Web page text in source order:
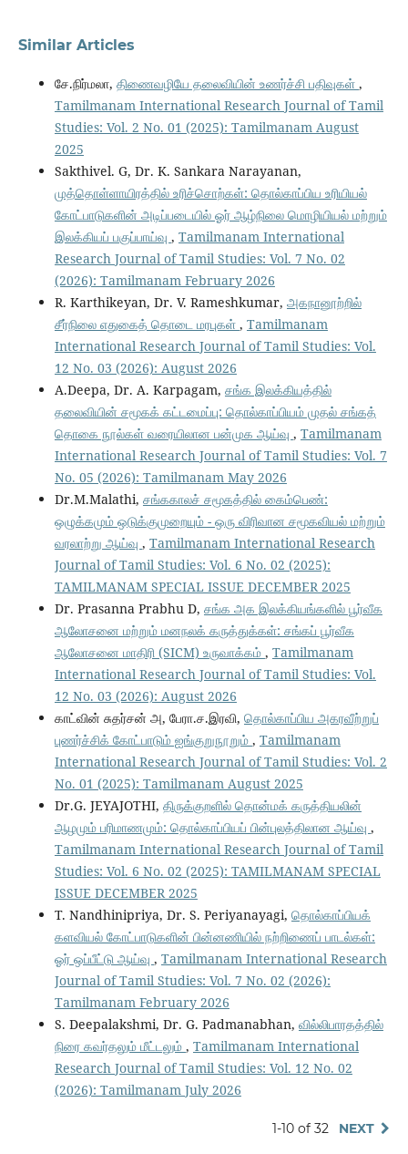
Similar Articles
சே.நிர்மலா, திணைவழியே தலைவியின் உணர்ச்சி பதிவுகள் ,
Tamilmanam International Research Journal of Tamil
Studies: Vol. 2 No. 01 (2025): Tamilmanam August
2025
Sakthivel. G, Dr. K. Sankara Narayanan,
முத்தொள்ளாயிரத்தில் உரிச்சொற்கள்: தொல்காப்பிய உரியியல்
கோட்பாடுகளின் அடிப்படையில் ஓர் ஆழ்நிலை மொழியியல் மற்றும்
இலக்கியப் பகுப்பாய்வு , Tamilmanam International
Research Journal of Tamil Studies: Vol. 7 No. 02
(2026): Tamilmanam February 2026
R. Karthikeyan, Dr. V. Rameshkumar, அகநானூற்றில்
சீர்நிலை எதுகைத் தொடை மரபுகள் , Tamilmanam
International Research Journal of Tamil Studies: Vol.
12 No. 03 (2026): August 2026
A.Deepa, Dr. A. Karpagam, சங்க இலக்கியத்தில்
தலைவியின் சமூகக் கட்டமைப்பு: தொல்காப்பியம் முதல் சங்கத்
தொகை நூல்கள் வரையிலான பன்முக ஆய்வு , Tamilmanam
International Research Journal of Tamil Studies: Vol. 7
No. 05 (2026): Tamilmanam May 2026
Dr.M.Malathi, சங்ககாலச் சமூகத்தில் கைம்பெண்:
ஒழுக்கமும் ஒடுக்குமுறையும் - ஒரு விரிவான சமூகவியல் மற்றும்
வரலாற்று ஆய்வு , Tamilmanam International Research
Journal of Tamil Studies: Vol. 6 No. 02 (2025):
TAMILMANAM SPECIAL ISSUE DECEMBER 2025
Dr. Prasanna Prabhu D, சங்க அக இலக்கியங்களில் பூர்வீக
ஆலோசனை மற்றும் மனநலக் கருத்துக்கள்: சங்கப் பூர்வீக
ஆலோசனை மாதிரி (SICM) உருவாக்கம் , Tamilmanam
International Research Journal of Tamil Studies: Vol.
12 No. 03 (2026): August 2026
காட்வின் சுதர்சன் அ, பேரா.ச.இரவி, தொல்காப்பிய அகரவீற்றுப்
புணர்ச்சிக் கோட்பாடும் ஐங்குறுநூறும் , Tamilmanam
International Research Journal of Tamil Studies: Vol. 2
No. 01 (2025): Tamilmanam August 2025
Dr.G. JEYAJOTHI, திருக்குறளில் தொன்மக் கருத்தியலின்
ஆழமும் பரிமாணமும்: தொல்காப்பியப் பின்புலத்திலான ஆய்வு ,
Tamilmanam International Research Journal of Tamil
Studies: Vol. 6 No. 02 (2025): TAMILMANAM SPECIAL
ISSUE DECEMBER 2025
T. Nandhinipriya, Dr. S. Periyanayagi, தொல்காப்பியக்
களவியல் கோட்பாடுகளின் பின்னணியில் நற்றிணைப் பாடல்கள்:
ஓர் ஒப்பீட்டு ஆய்வு , Tamilmanam International Research
Journal of Tamil Studies: Vol. 7 No. 02 (2026):
Tamilmanam February 2026
S. Deepalakshmi, Dr. G. Padmanabhan, வில்லிபாரதத்தில்
நிரை கவர்தலும் மீட்டலும் , Tamilmanam International
Research Journal of Tamil Studies: Vol. 12 No. 02
(2026): Tamilmanam July 2026
1-10 of 32 NEXT